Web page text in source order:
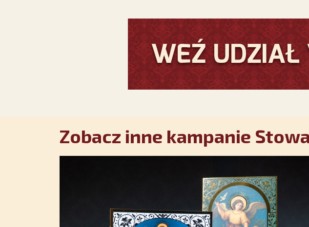
Zobacz inne kampanie